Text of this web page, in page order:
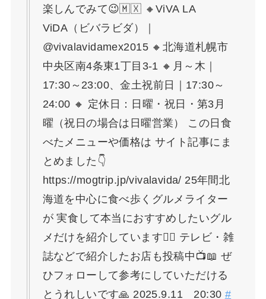
楽しんでみて😉🇲🇽 🔸ViVA LA
ViDA（ビバラビダ）｜
@vivalavidamex2015 🔸北海道札幌市
中央区南4条東1丁目3-1 🔸月～木｜
17:30～23:00、金土祝前日｜17:30～
24:00 🔸 定休日：日曜・祝日・第3月
曜（祝日の場合は日曜営業） この日食
べたメニューや価格は サイト記事にま
とめました👇
https://mogtrip.jp/vivalavida/ 25年間北
海道を中心に食べ歩くグルメライター
が 実食して本当におすすめしたいグル
メだけを紹介しています🙋‍♀️ テレビ・雑
誌などで紹介したお店も投稿中📺📖 ぜ
ひフォローして参考にしていただける
とうれしいです🙏 2025.9.11 20:30 #